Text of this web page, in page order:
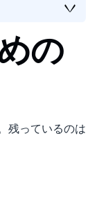
の
残っているのは